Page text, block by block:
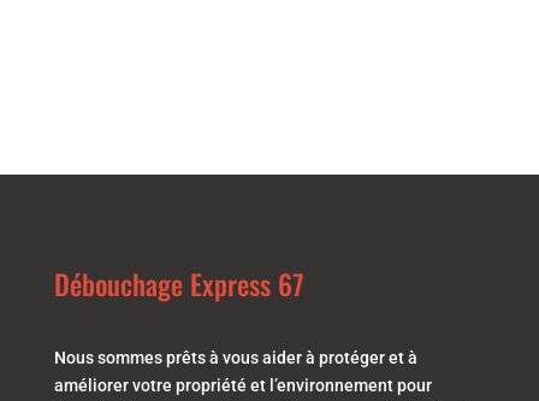
Débouchage Express 67
Nous sommes prêts à vous aider à protéger et à
améliorer votre propriété et l’environnement pour